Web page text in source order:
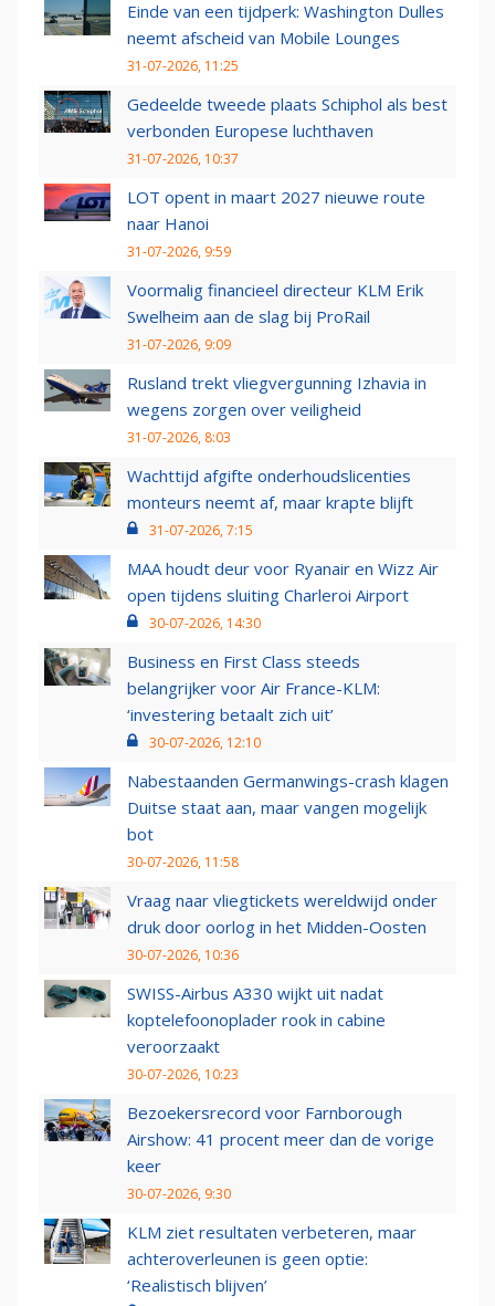
Einde van een tijdperk: Washington Dulles
neemt afscheid van Mobile Lounges
31-07-2026, 11:25
Gedeelde tweede plaats Schiphol als best
verbonden Europese luchthaven
31-07-2026, 10:37
LOT opent in maart 2027 nieuwe route
naar Hanoi
31-07-2026, 9:59
Voormalig financieel directeur KLM Erik
Swelheim aan de slag bij ProRail
31-07-2026, 9:09
Rusland trekt vliegvergunning Izhavia in
wegens zorgen over veiligheid
31-07-2026, 8:03
Wachttijd afgifte onderhoudslicenties
monteurs neemt af, maar krapte blijft
31-07-2026, 7:15
MAA houdt deur voor Ryanair en Wizz Air
open tijdens sluiting Charleroi Airport
30-07-2026, 14:30
Business en First Class steeds
belangrijker voor Air France-KLM:
‘investering betaalt zich uit’
30-07-2026, 12:10
Nabestaanden Germanwings-crash klagen
Duitse staat aan, maar vangen mogelijk
bot
30-07-2026, 11:58
Vraag naar vliegtickets wereldwijd onder
druk door oorlog in het Midden-Oosten
30-07-2026, 10:36
SWISS-Airbus A330 wijkt uit nadat
koptelefoonoplader rook in cabine
veroorzaakt
30-07-2026, 10:23
Bezoekersrecord voor Farnborough
Airshow: 41 procent meer dan de vorige
keer
30-07-2026, 9:30
KLM ziet resultaten verbeteren, maar
achteroverleunen is geen optie:
‘Realistisch blijven’